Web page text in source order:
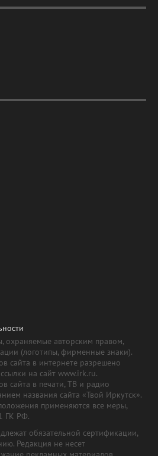
охраняемые авторским правом,
(логотипы, фирменные знаки).
сайта в интернете разрешено
на сайт www.irk.ru.
сайта в печати, ТВ и радио
названия сайта «Твой Иркутск».
применяются все меры,
ГК РФ.
обязательной сертификации,
Редакция не несет